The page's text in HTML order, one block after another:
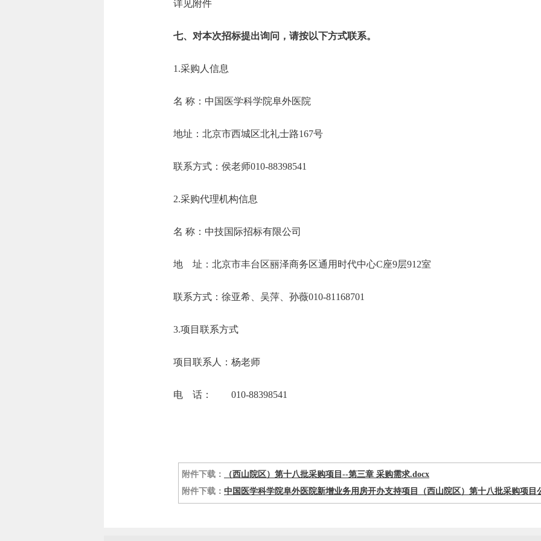
详见附件
七、对本次招标提出询问，请按以下方式联系。
1.采购人信息
名 称：中国医学科学院阜外医院
地址：北京市西城区北礼士路167号
联系方式：侯老师010-88398541
2.采购代理机构信息
名 称：中技国际招标有限公司
地 址：北京市丰台区丽泽商务区通用时代中心C座9层912
联系方式：徐亚希、吴萍、孙薇010-81168701
3.项目联系方式
项目联系人：杨老师
电 话： 010-88398541
附件下载：
（西山院区）第十八批采购项目--第三章 采购需求.docx
附件下载： 中国医学科学院阜外医院新增业务用房开办支持项目（西山院区）第十八批采购项目